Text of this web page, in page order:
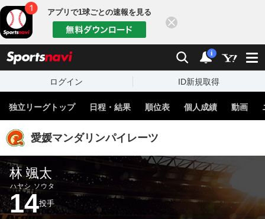
アプリで1球ごとの速報を見る
検索 通知
i
ログイン ID新規取得
独立リーグトップ 日程・結果 順位表 個人成績 動画
愛媛マンダリンパイレーツ
林 颯太
ハヤシ ソウタ
14投手